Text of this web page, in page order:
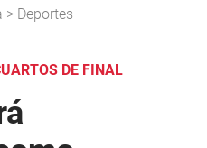
> Deportes
DE FINAL